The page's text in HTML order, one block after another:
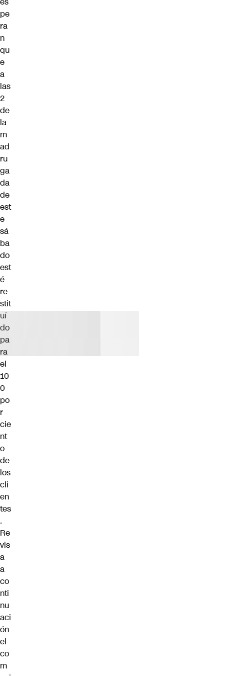
pe
ra
n
qu
e
a
las
2
de
la
m
ad
ru
ga
da
de
est
e
sá
ba
do
est
é
re
stit
uí
do
pa
ra
el
10
0
po
r
cie
nt
o
de
los
cli
en
tes
.
Re
vis
a
a
co
nti
nu
aci
ón
el
co
m